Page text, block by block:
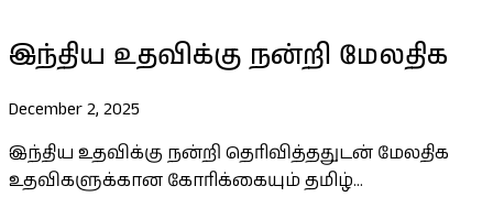
இந்திய உதவிக்கு நன்றி மேலதிக
December 2, 2025
இந்திய உதவிக்கு நன்றி தெரிவித்ததுடன் மேலதிக
உதவிகளுக்கான கோரிக்கையும் தமிழ்...